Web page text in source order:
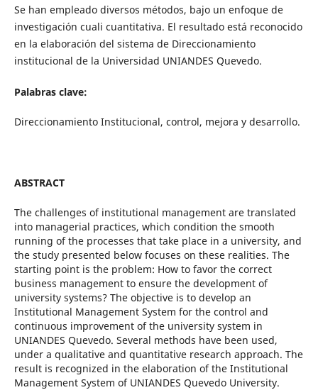
Se han empleado diversos métodos, bajo un enfoque de
investigación cuali cuantitativa. El resultado está reconocido
en la elaboración del sistema de Direccionamiento
institucional de la Universidad UNIANDES Quevedo.
Palabras clave:
Direccionamiento Institucional, control, mejora y desarrollo.
ABSTRACT
The challenges of institutional management are translated
into managerial practices, which condition the smooth
running of the processes that take place in a university, and
the study presented below focuses on these realities. The
starting point is the problem: How to favor the correct
business management to ensure the development of
university systems? The objective is to develop an
Institutional Management System for the control and
continuous improvement of the university system in
UNIANDES Quevedo. Several methods have been used,
under a qualitative and quantitative research approach. The
result is recognized in the elaboration of the Institutional
Management System of UNIANDES Quevedo University.